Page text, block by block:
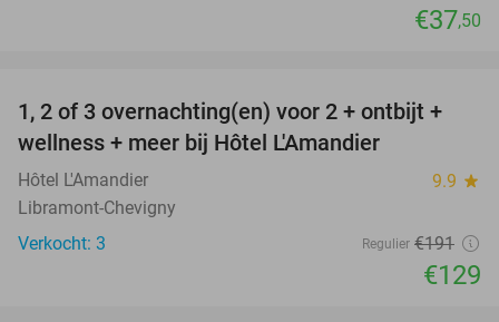
€37,50
32%
TODAY
1, 2 of 3 overnachting(en) voor 2 + ontbijt +
wellness + meer bij Hôtel L'Amandier
Hôtel L'Amandier 9.9 star
Libramont-Chevigny
Verkocht: 3
Regulier €191
€129